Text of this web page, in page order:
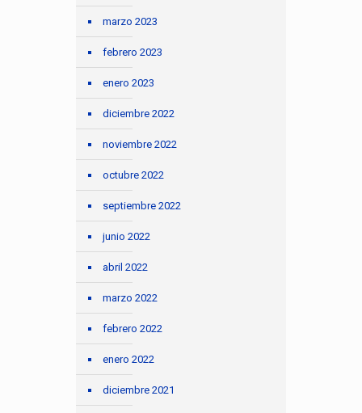
marzo 2023
febrero 2023
enero 2023
diciembre 2022
noviembre 2022
octubre 2022
septiembre 2022
junio 2022
abril 2022
marzo 2022
febrero 2022
enero 2022
diciembre 2021